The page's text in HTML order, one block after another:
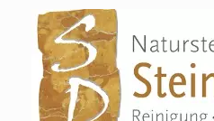
springen